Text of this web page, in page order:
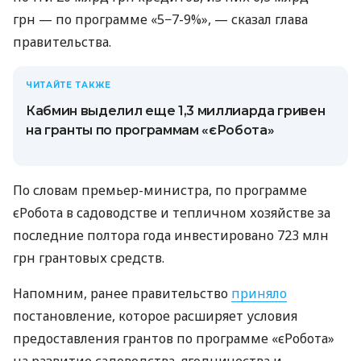
грн — по программе «5−7-9%», — сказал глава
правительства.
ЧИТАЙТЕ ТАКЖЕ
Кабмин выделил еще 1,3 миллиарда гривен
на гранты по программам «єРобота»
По словам премьер-министра, по программе
єРобота в садоводстве и тепличном хозяйстве за
последние полтора года инвестировано 723 млн
грн грантовых средств.
Напомним, ранее правительство приняло
постановление, которое расширяет условия
предоставления грантов по программе «єРобота»